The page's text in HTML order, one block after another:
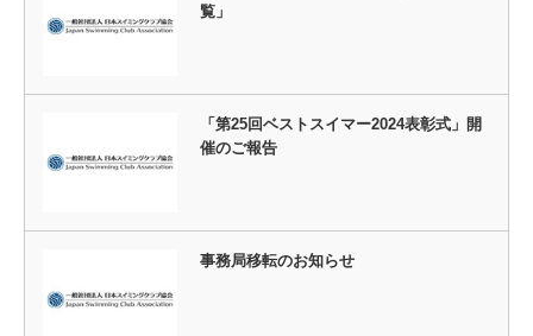
覧」
「第25回ベストスイマー2024表彰式」開
催のご報告
事務局移転のお知らせ